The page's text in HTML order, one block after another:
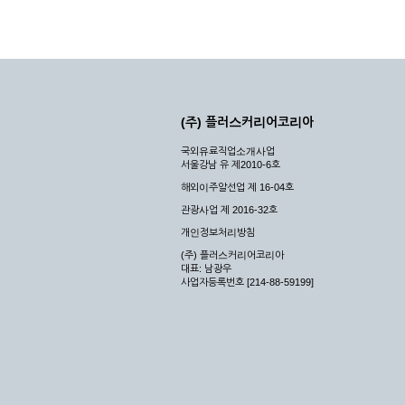
(주) 플러스커리어코리아
국외유료직업소개사업
서울강남 유 제2010-6호
해외이주알선업 제 16-04호
관광사업 제 2016-32호
개인정보처리방침
(주) 플러스커리어코리아
대표: 남광우
사업자등록번호 [214-88-59199]